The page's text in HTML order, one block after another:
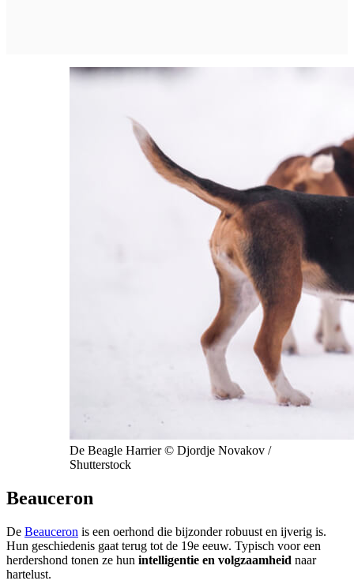
De Beagle Harrier © Djordje Novakov /
Shutterstock
Beauceron
De Beauceron is een oerhond die bijzonder robuust en ijverig is.
Hun geschiedenis gaat terug tot de 19e eeuw. Typisch voor een
herdershond tonen ze hun intelligentie en volgzaamheid naar
hartelust.